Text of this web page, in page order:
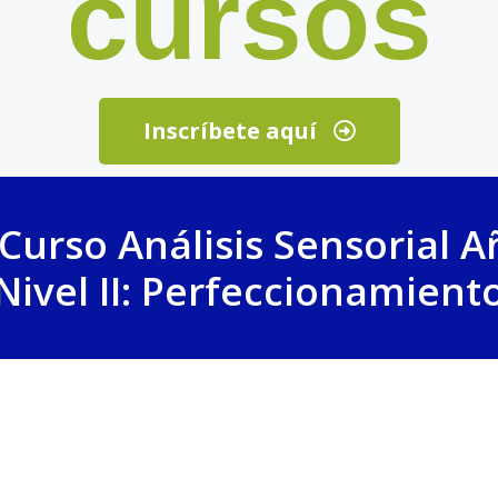
Inscríbete aquí
Análisis Sensorial
II: